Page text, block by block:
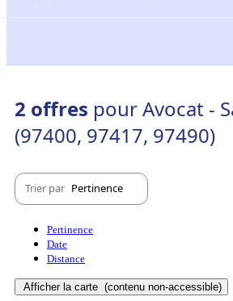
2 offres pour Avocat -
(97400, 97417, 97490)
Trier par Pertinence
Pertinence
Date
Distance
Afficher la carte (contenu non-accessible)